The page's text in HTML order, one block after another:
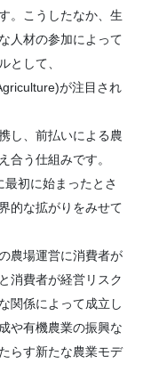
。こうしたなか、生
人材の参加によって
として、
が注目され
し、前払いによる農
合う仕組みです。
初に始まったとさ
的な拡がりをみせて
農場運営に消費者が
消費者が経営リスク
関係によって成立し
や有機農業の振興な
らす新たな農業モデ